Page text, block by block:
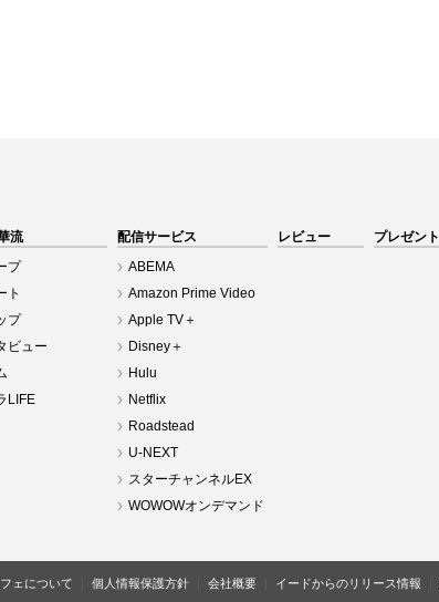
流
プ
ト
プ
ビュー
LIFE
配信サービス
ABEMA
Amazon Prime Video
Apple TV＋
Disney＋
Hulu
Netflix
Roadstead
U-NEXT
スターチャンネルEX
WOWOWオンデマンド
レビュー プレゼント
ェについて 個人情報保護方針 会社概要 イードからのリリース情報